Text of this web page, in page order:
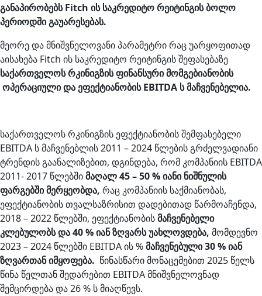
განაპირობებს Fitch ის საკრედიტო რეიტინგის ბოლო
პერიოდში გაუარესებას.
მეორე და მნიშვნელოვანი პარამეტრი რაც უარყოფითად
აისახება Fitch ის საკრედიტო რეიტინგის შეფასებაზე
საქართველოს რკინიგზის ფინანსური მომგებიანობის
ოპერაციული და ეფექტიანობის EBITDA ს მაჩვენებელია.
საქართველოს რკინიგზის ეფექტიანობის შემფასებელი
EBITDA ს მაჩვენებლის 2011 – 2024 წლების გრძელვადიანი
ტრენდის გაანალიზებით, დგინდება, რომ კომპანიის EBITDA
2011- 2017 წლებშიმაღალ 45 – 50 % იანი ნიშნულის
ფარგებში მერყეობდა, რაც კომპანიის საქმიანობას,
ეფექტიანობის თვალსაზრისით დადებითად წარმოაჩენდა,
2018 – 2022 წლებში, ეფექტიანობისმაჩვენებელი
კლებულობს და 40 % იან ზღვარს უახლოვდება, მომდევნო
2023 – 2024 წლებში EBITDA ის %მაჩვენებული 30 % იან
ზღვართან იმყოფება. წინასწარი მონაცემებით 2025 წელს
წინა წელთან შედარებით EBITDA მნიშვნელოვნად
შემცირდება და 26 % ს მიაღწევს.